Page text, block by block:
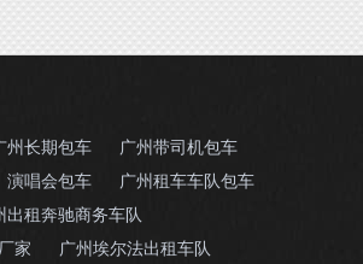
州长期包车
广州带司机包车
演唱会包车
广州租车车队包车
出租奔驰商务车队
家
广州埃尔法出租车队